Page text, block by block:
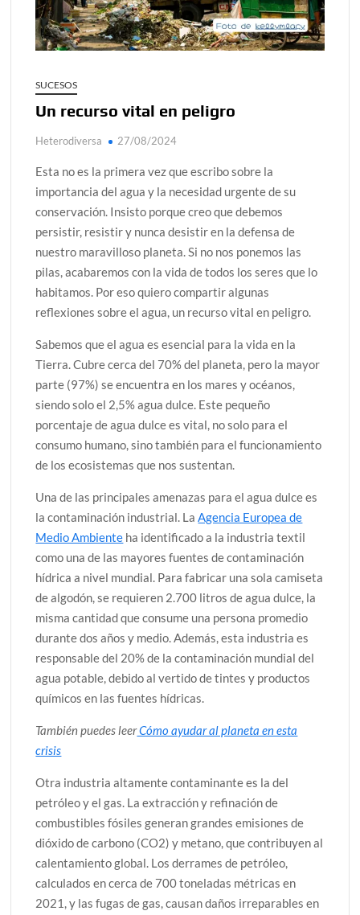
alcanzar
Día de Independencia 2026: de Patria Boba a Colombia
¿Podemos comunicarnos con seres de otros planos o
mundos?
Salud mental digital: cómo frenar la ansiedad que
Denuncia por violencia sexual en Colombia: así avanza
sagrada?
SUCESOS
Un recurso vital en peligro
Heterodiversa 27/08/2024
Esta no es la primera vez que escribo sobre la
importancia del agua y la necesidad urgente de su
conservación. Insisto porque creo que debemos
persistir, resistir y nunca desistir en la defensa de
nuestro maravilloso planeta. Si no nos ponemos las
pilas, acabaremos con la vida de todos los seres que lo
habitamos. Por eso quiero compartir algunas
reflexiones sobre el agua, un recurso vital en peligro.
Sabemos que el agua es esencial para la vida en la
Tierra. Cubre cerca del 70% del planeta, pero la mayor
parte (97%) se encuentra en los mares y océanos,
siendo solo el 2,5% agua dulce. Este pequeño
porcentaje de agua dulce es vital, no solo para el
consumo humano, sino también para el funcionamiento
de los ecosistemas que nos sustentan.
Una de las principales amenazas para el agua dulce es
la contaminación industrial. LaAgencia Europea de
Medio Ambiente ha identificado a la industria textil
como una de las mayores fuentes de contaminación
hídrica a nivel mundial. Para fabricar una sola camiseta
de algodón, se requieren 2.700 litros de agua dulce, la
misma cantidad que consume una persona promedio
durante dos años y medio. Además, esta industria es
responsable del 20% de la contaminación mundial del
agua potable, debido al vertido de tintes y productos
químicos en las fuentes hídricas.
También puedes leerCómo ayudar al planeta en esta
crisis
Otra industria altamente contaminante es la del
petróleo y el gas. La extracción y refinación de
combustibles fósiles generan grandes emisiones de
dióxido de carbono (CO2) y metano, que contribuyen al
calentamiento global. Los derrames de petróleo,
calculados en cerca de 700 toneladas métricas en
2021, y las fugas de gas, causan daños irreparables en